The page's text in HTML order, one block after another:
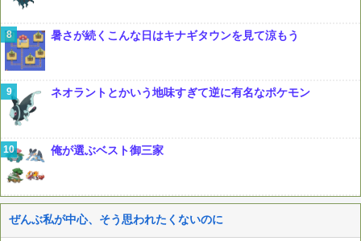
暑さが続くこんな日はキナギタウンを見て涼もう
ネオラントとかいう地味すぎて逆に有名なポケモン
俺が選ぶベスト御三家
ぜんぶ私が中心、そう思われたくないのに